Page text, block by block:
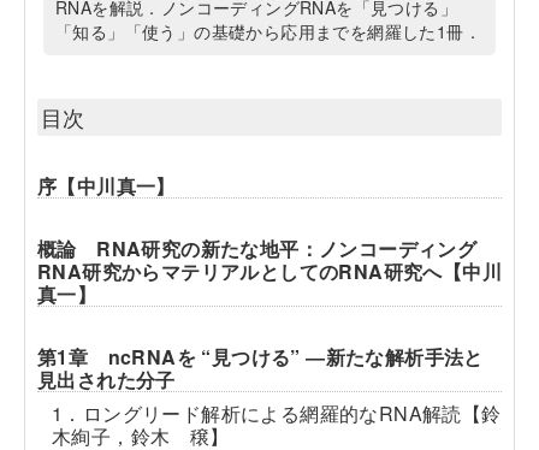
RNAを解説．ノンコーディングRNAを「見つける」
「知る」「使う」の基礎から応用までを網羅した1冊．
目次
序【中川真一】
概論 RNA研究の新たな地平：ノンコーディング
RNA研究からマテリアルとしてのRNA研究へ【中川
真一】
第1章 ncRNAを “見つける” ―新たな解析手法と
見出された分子
1．ロングリード解析による網羅的なRNA解読【鈴
木絢子，鈴木 穣】